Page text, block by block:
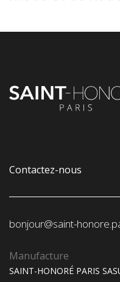
Contactez-nous
bonjour@saint-
Manufacture
SAINT-HONORÉ PARIS